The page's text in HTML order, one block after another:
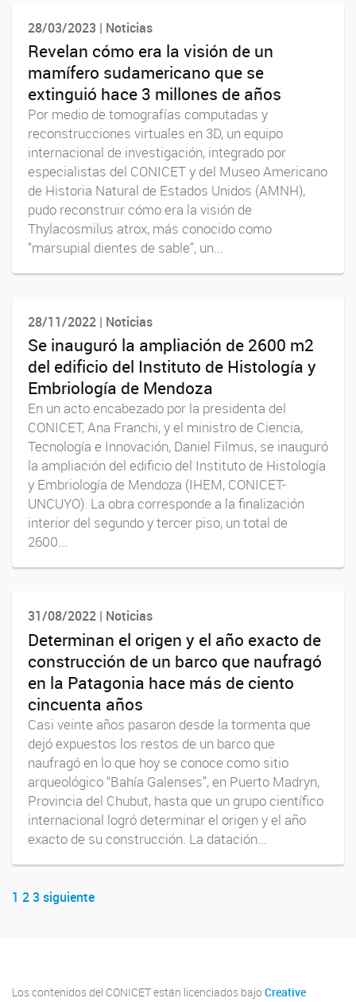
28/03/2023 | Noticias
Revelan cómo era la visión de un
mamífero sudamericano que se
extinguió hace 3 millones de años
Por medio de tomografías computadas y
reconstrucciones virtuales en 3D, un equipo
internacional de investigación, integrado por
especialistas del CONICET y del Museo Americano
de Historia Natural de Estados Unidos (AMNH),
pudo reconstruir cómo era la visión de
Thylacosmilus atrox, más conocido como
“marsupial dientes de sable”, un...
28/11/2022 | Noticias
Se inauguró la ampliación de 2600 m2
del edificio del Instituto de Histología y
Embriología de Mendoza
En un acto encabezado por la presidenta del
CONICET, Ana Franchi, y el ministro de Ciencia,
Tecnología e Innovación, Daniel Filmus, se inauguró
la ampliación del edificio del Instituto de Histología
y Embriología de Mendoza (IHEM, CONICET-
UNCUYO). La obra corresponde a la finalización
interior del segundo y tercer piso, un total de
2600...
31/08/2022 | Noticias
Determinan el origen y el año exacto de
construcción de un barco que naufragó
en la Patagonia hace más de ciento
cincuenta años
Casi veinte años pasaron desde la tormenta que
dejó expuestos los restos de un barco que
naufragó en lo que hoy se conoce como sitio
arqueológico “Bahía Galenses”, en Puerto Madryn,
Provincia del Chubut, hasta que un grupo científico
internacional logró determinar el origen y el año
exacto de su construcción. La datación...
Navegador de artículos
1 23siguiente
Los contenidos del CONICET están licenciados bajo Creative